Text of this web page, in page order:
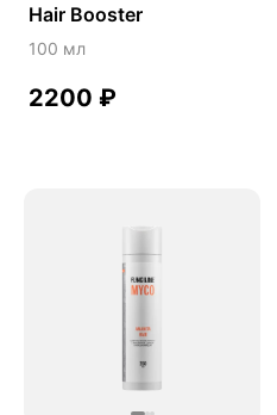
Ежовик гребенчатый
Желчегонное
Женское здоровье
Здоровая микробиота
Здоровое пищеварение
Здоровые суставы
Здоровый микробиом
Здоровье легких
Hair Booster
100 мл
2200 ₽